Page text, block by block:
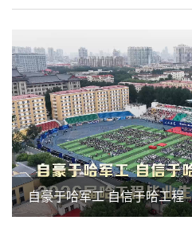
自豪于哈军工 自信于哈工程